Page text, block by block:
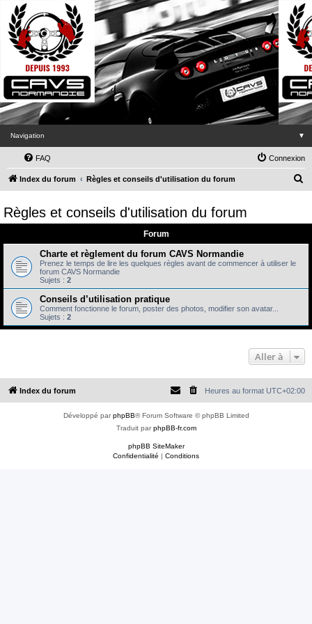
Navigation ▼
FAQ Connexion
Index du forum Règles et conseils d'utilisation du forum
e
r
Règles et conseils d'utilisation du forum
Forum
Charte et règlement du forum CAVS Normandie
Prenez le temps de lire les quelques règles avant de commencer à utiliser le
forum CAVS Normandie
Sujets : 2
Conseils d’utilisation pratique
Comment fonctionne le forum, poster des photos, modifier son avatar...
Sujets : 2
Aller à
Index du forum Heures au format UTC+02:00
Développé parphpBB® Forum Software © phpBB Limited
Traduit parphpBB-fr.com
phpBB SiteMaker
Confidentialité | Conditions